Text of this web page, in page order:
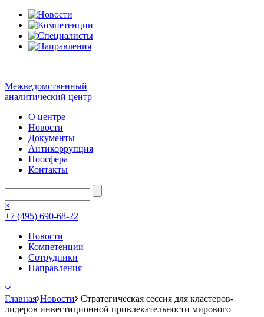
Межведомственный
аналитический центр
О центре
Новости
Документы
Антикоррупция
Ноосфера
Контакты
×
+7 (495) 690-68-22
Новости
Компетенции
Сотрудники
Направления
Главная Новости
Стратегическая сессия для кластеров-
лидеров инвестиционной привлекательности мирового